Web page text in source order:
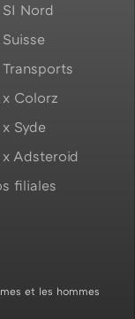
Nord
Colorz
Syde
Adsteroid
filiales
et les hommes